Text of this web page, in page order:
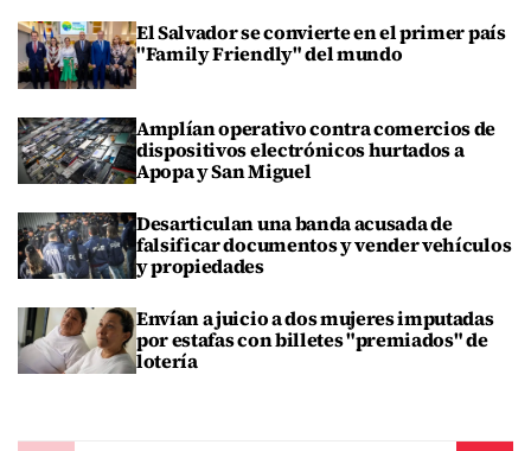
El Salvador se convierte en el primer país
"Family Friendly" del mundo
Amplían operativo contra comercios de
dispositivos electrónicos hurtados a
Apopa y San Miguel
Desarticulan una banda acusada de
falsificar documentos y vender vehículos
y propiedades
Envían a juicio a dos mujeres imputadas
por estafas con billetes "premiados" de
lotería